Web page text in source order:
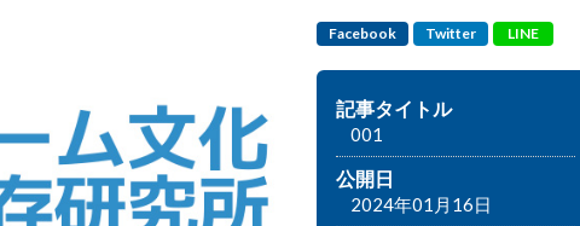
Facebook Twitter LINE
記事タイトル
001
公開日
2024年01月16日